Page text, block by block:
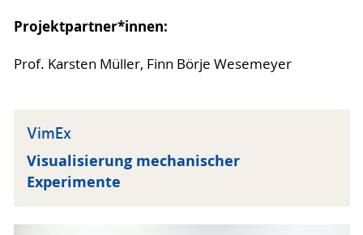
Projektpartner*innen:
Prof. Karsten Müller, Finn Börje Wesemeyer
VimEx
Visualisierung mechanischer
Experimente